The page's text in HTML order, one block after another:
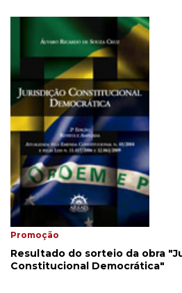
Promoção
Resultado do sorteio da obra
Constitucional Democrática"